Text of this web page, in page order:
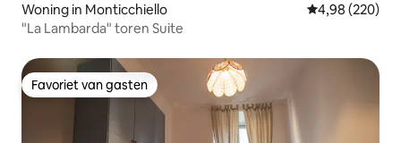
Woning in Monticchiello Gemiddelde
4,98 (220)
"La Lambarda" toren Suite
Favoriet van gasten
Favoriet van gasten